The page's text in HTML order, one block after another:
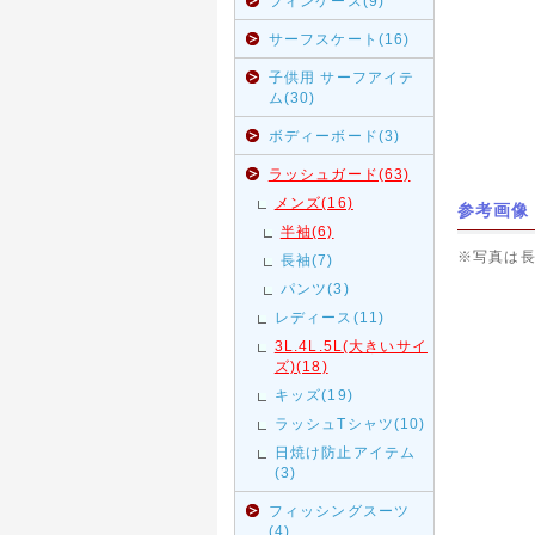
サーフスケート(16)
子供用 サーフアイテ
ム(30)
ボディーボード(3)
ラッシュガード(63)
メンズ(16)
半袖(6)
長袖(7)
パンツ(3)
レディース(11)
3L.4L.5L(大きいサイ
ズ)(18)
キッズ(19)
ラッシュTシャツ(10)
日焼け防止アイテム
(3)
フィッシングスーツ
(4)
参考画像
※写真は長